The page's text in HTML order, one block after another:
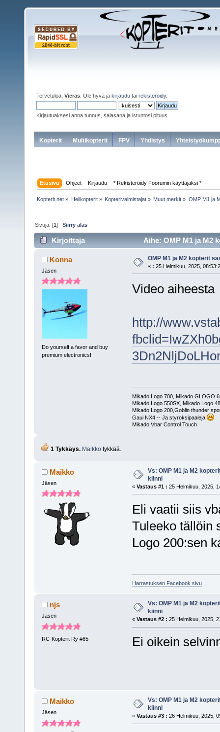
Tervetuloa, Vieras . Ole hyvä ja kirjaudu tai rekisteröidy.
Kirjautuaksesi anna tunnus, salasana ja istuntosi pituus
Kopterit Multikopterit FPV Yhdistys
Etusivu Ohjeet Kirjaudu * Rekisteröidy Foorumin käyttäjäksi *
Kopterit.net » Helikopterit» Kopterivalmistajat» Muut merkit » OMP M1 ja
Sivuja: [1]Siirry alas
Kirjoittaja Aihe: OMP M1 ja M2
Konna
Jäsen
Do yourself a favor and buy
premium electronics!
OMP M1 ja M2 kopterit
« : 25 Helmikuu, 2025,
Video aiheesta
http://
Mikado Logo 700, Mikado GLOGO
Mikado Logo 550SX, Mikado Logo
Mikado Logo 200,Goblin thunder
Gaui NX4 -- Ja styroksipaaleja
Mikado Vbar Control Touch
1 Tykkäys. Maikkotykkää.
Maikko
Jäsen
Vs: OMP M1 ja M2
kiinni
« Vastaus #1 : 25 Helmikuu, 2025,
Eli vaatii siis
Tuleeko tällöin
Logo 200:sen
Harrastuksen Facebook sivu
njs
Jäsen
RC-Kopterit Ry #65
Vs: OMP M1 ja M2
kiinni
« Vastaus #2 : 25 Helmikuu, 2025,
Ei oikein
Maikko
Jäsen
Vs: OMP M1 ja M2
kiinni
« Vastaus #3 : 26 Helmikuu, 2025,